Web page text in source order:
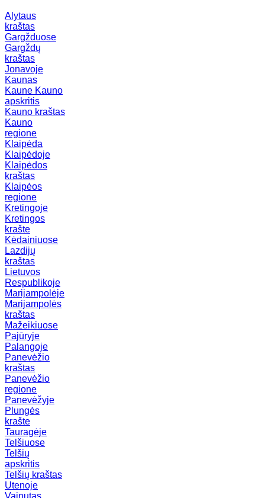
Alytaus
kraštas
Gargžduose
Gargždų
kraštas
Jonavoje
Kaunas
Kaune Kauno
apskritis
Kauno kraštas
Kauno
regione
Klaipėda
Klaipėdoje
Klaipėdos
kraštas
Klaipėos
regione
Kretingoje
Kretingos
krašte
Kėdainiuose
Lazdijų
kraštas
Lietuvos
Respublikoje
Marijampolėje
Marijampolės
kraštas
Mažeikiuose
Pajūryje
Palangoje
Panevėžio
kraštas
Panevėžio
regione
Panevėžyje
Plungės
krašte
Tauragėje
Telšiuose
Telšių
apskritis
Telšių kraštas
Utenoje
Vainutas